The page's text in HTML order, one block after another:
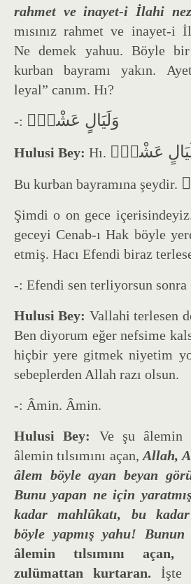
rahmet ve inayet-i İlahi
mısınız rahmet ve inayet-i
Ne demek yahuu. Böyle
kurban bayramı yakın.
leyal” canım. Hı?
-: وَلَيَالٍ عَشْرٍۙ
Hulusi Bey: Hı. عَشْرٍۙ
Bu kurban bayramına şeydir.
Şimdi o on gece
geceyi Cenab-ı Hak böyle
etmiş. Hacı Efendi biraz
-: Efendi sen terliyorsun sonra
Hulusi Bey: Vallahi terlesen
Ben diyorum eğer nefsime
hiçbir yere gitmek niyetim
sebeplerden Allah razı olsun.
-: Âmin. Âmin.
Hulusi Bey:
Ve şu âlemin
âlemin tılsımını açan,Allah,
âlem böyle ayan beyan
Bunu yapan ne için
kadar mahlûkatı, bu
böyle yapmış yahu! Bunun
âlemin tılsımını açan,
zulümattan kurtaran. İşte